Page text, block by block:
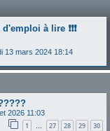
à lire ❗❗❗
13 mars 2024 18:14
2026 11:03
1 … 27 28 29 30